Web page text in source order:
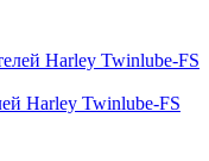
Harley Twinlube-FS